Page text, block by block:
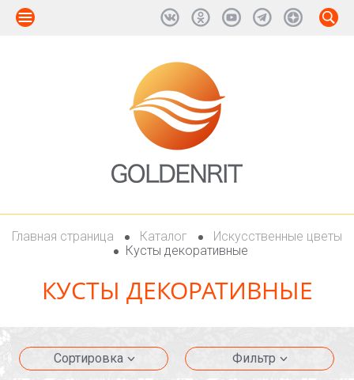
Главная страница Каталог
Искусственные цветы
Кусты декоративные
КУСТЫ ДЕКОРАТИВНЫЕ
Сортировка Фильтр